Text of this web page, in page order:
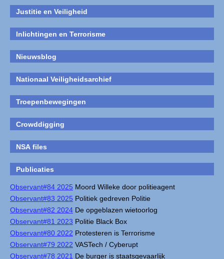
Justitie en Veiligheid
Inlichtingen en Terrorisme
Nieuwsblog
Nationaal Veiligheidsarchief
Troepenbewegingen
Crowddigging
NSA files
Publicaties
Observant#84 2025 Moord Willeke door politieagent
Observant#83 2025 Politiek gedreven Politie
Observant#82 2024 De opgeblazen wietoorlog
Observant#81 2023 Politie Black Box
Observant#80 2022 Protesteren is Terrorisme
Observant#79 2022 VASTech / Cyberupt
Observant#78 2021 De burger is staatsgevaarlijk